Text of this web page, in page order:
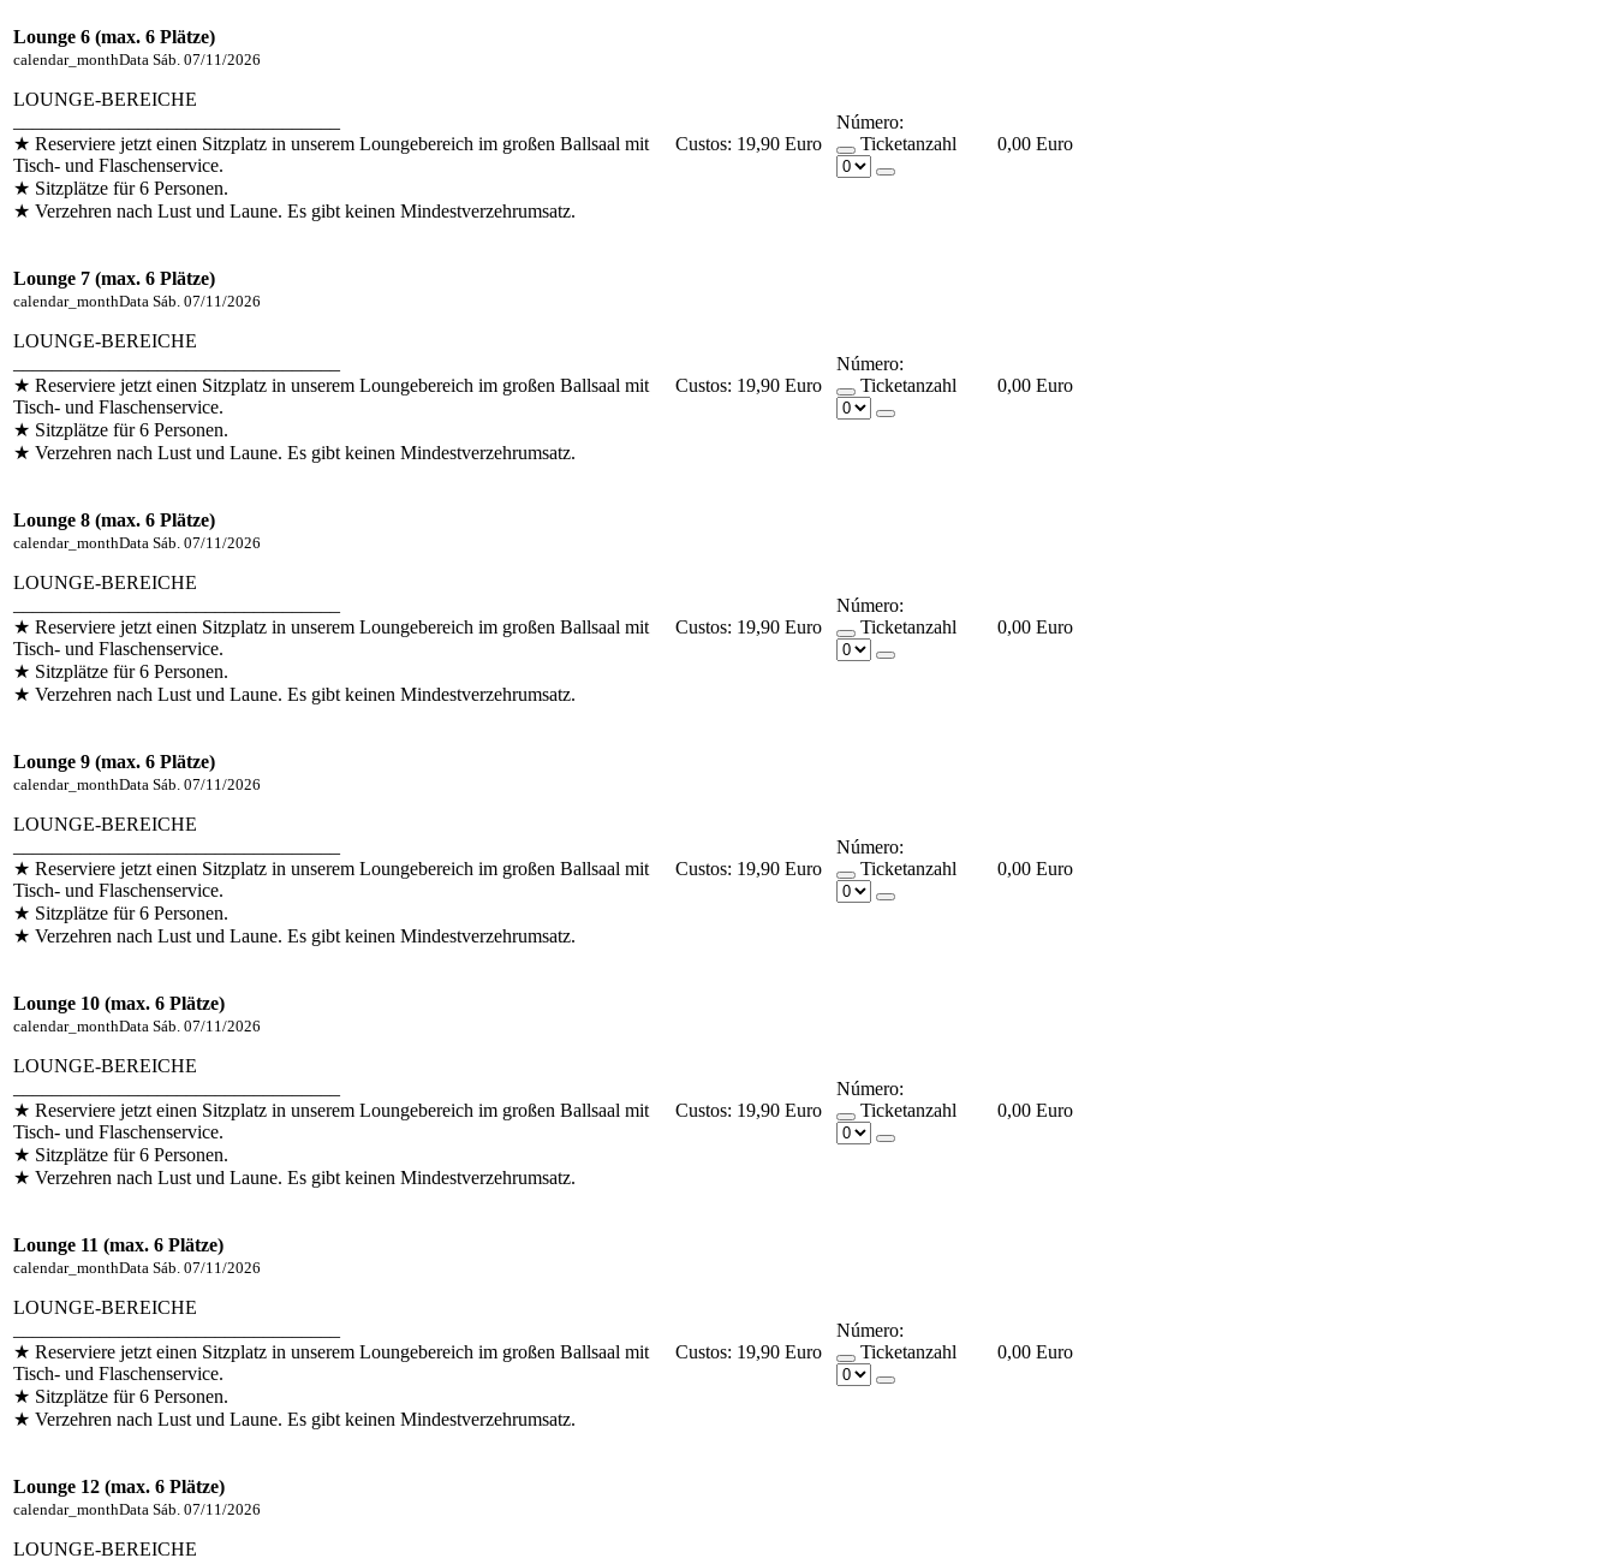
Lounge 6 (max. 6 Plätze)
calendar_monthData Sáb. 07/11/2026
LOUNGE-BEREICHE
★ Reserviere jetzt einen Sitzplatz in unserem Loungebereich im großen Ballsaal mit
Tisch- und Flaschenservice.
★ Sitzplätze für 6 Personen.
★ Verzehren nach Lust und Laune. Es gibt keinen Mindestverzehrumsatz.
Custos: 19,90 Euro
Número:
Ticketanzahl
0,00 Euro
Lounge 7 (max. 6 Plätze)
calendar_monthData Sáb. 07/11/2026
LOUNGE-BEREICHE
★ Reserviere jetzt einen Sitzplatz in unserem Loungebereich im großen Ballsaal mit
Tisch- und Flaschenservice.
★ Sitzplätze für 6 Personen.
★ Verzehren nach Lust und Laune. Es gibt keinen Mindestverzehrumsatz.
Custos: 19,90 Euro
Número:
Ticketanzahl
0,00 Euro
Lounge 8 (max. 6 Plätze)
calendar_monthData Sáb. 07/11/2026
LOUNGE-BEREICHE
★ Reserviere jetzt einen Sitzplatz in unserem Loungebereich im großen Ballsaal mit
Tisch- und Flaschenservice.
★ Sitzplätze für 6 Personen.
★ Verzehren nach Lust und Laune. Es gibt keinen Mindestverzehrumsatz.
Custos: 19,90 Euro
Número:
Ticketanzahl
0,00 Euro
Lounge 9 (max. 6 Plätze)
calendar_monthData Sáb. 07/11/2026
LOUNGE-BEREICHE
★ Reserviere jetzt einen Sitzplatz in unserem Loungebereich im großen Ballsaal mit
Tisch- und Flaschenservice.
★ Sitzplätze für 6 Personen.
★ Verzehren nach Lust und Laune. Es gibt keinen Mindestverzehrumsatz.
Custos: 19,90 Euro
Número:
Ticketanzahl
0,00 Euro
Lounge 10 (max. 6 Plätze)
calendar_monthData Sáb. 07/11/2026
LOUNGE-BEREICHE
★ Reserviere jetzt einen Sitzplatz in unserem Loungebereich im großen Ballsaal mit
Tisch- und Flaschenservice.
★ Sitzplätze für 6 Personen.
★ Verzehren nach Lust und Laune. Es gibt keinen Mindestverzehrumsatz.
Custos: 19,90 Euro
Número:
Ticketanzahl
0,00 Euro
Lounge 11 (max. 6 Plätze)
calendar_monthData Sáb. 07/11/2026
LOUNGE-BEREICHE
★ Reserviere jetzt einen Sitzplatz in unserem Loungebereich im großen Ballsaal mit
Tisch- und Flaschenservice.
★ Sitzplätze für 6 Personen.
★ Verzehren nach Lust und Laune. Es gibt keinen Mindestverzehrumsatz.
Custos: 19,90 Euro
Número:
Ticketanzahl
0,00 Euro
Lounge 12 (max. 6 Plätze)
calendar_monthData Sáb. 07/11/2026
LOUNGE-BEREICHE